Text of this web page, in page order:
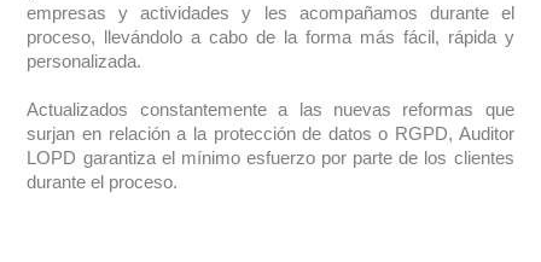
empresas y actividades y les acompañamos durante el
proceso, llevándolo a cabo de la forma más fácil, rápida y
personalizada.
Actualizados constantemente a las nuevas reformas que
surjan en relación a la protección de datos o RGPD, Auditor
LOPD garantiza el mínimo esfuerzo por parte de los clientes
durante el proceso.